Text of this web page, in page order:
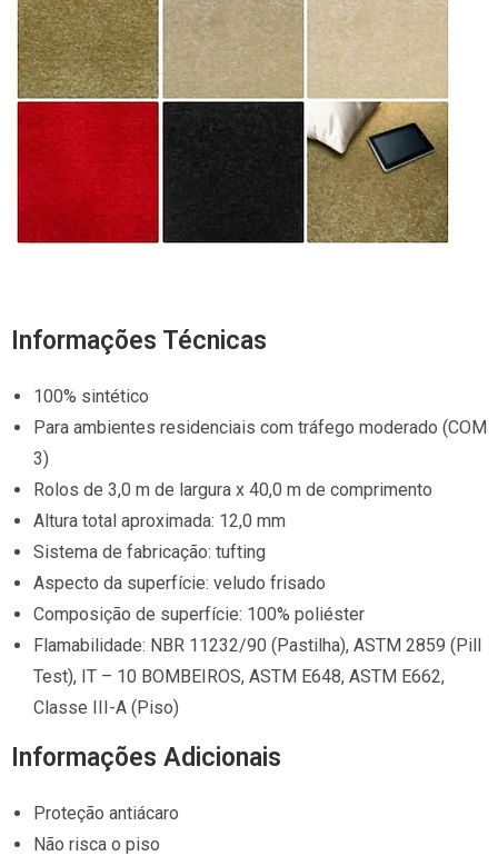
Informações Técnicas
100% sintético
Para ambientes residenciais com tráfego moderado (COM
3)
Rolos de 3,0 m de largura x 40,0 m de comprimento
Altura total aproximada: 12,0 mm
Sistema de fabricação: tufting
Aspecto da superfície: veludo frisado
Composição de superfície: 100% poliéster
Flamabilidade: NBR 11232/90 (Pastilha), ASTM 2859 (Pill
Test), IT – 10 BOMBEIROS, ASTM E648, ASTM E662,
Classe III-A (Piso)
Informações Adicionais
Proteção antiácaro
Não risca o piso